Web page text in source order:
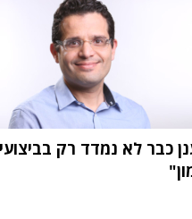
כבר לא נמדד רק